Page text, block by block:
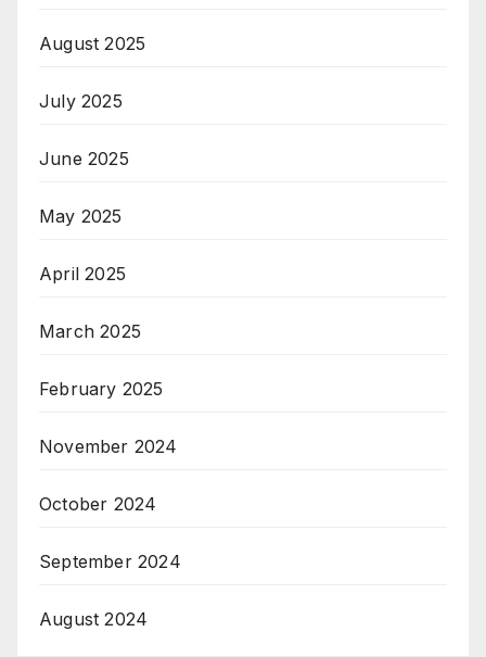
August 2025
July 2025
June 2025
May 2025
April 2025
March 2025
February 2025
November 2024
October 2024
September 2024
August 2024